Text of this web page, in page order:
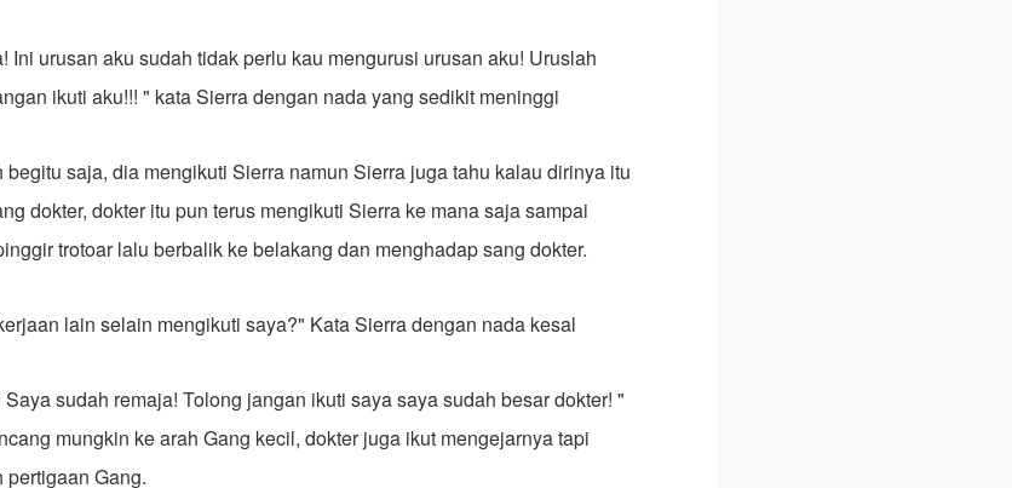
Ini urusan aku sudah tidak perlu kau mengurusi urusan aku! Uruslah
ikuti aku!!! " kata Sierra dengan nada yang sedikit meninggi
saja, dia mengikuti Sierra namun Sierra juga tahu kalau dirinya itu
dokter, dokter itu pun terus mengikuti Sierra ke mana saja sampai
trotoar lalu berbalik ke belakang dan menghadap sang dokter.
lain selain mengikuti saya?" Kata Sierra dengan nada kesal
sudah remaja! Tolong jangan ikuti saya saya sudah besar dokter! "
mungkin ke arah Gang kecil, dokter juga ikut mengejarnya tapi
Gang.